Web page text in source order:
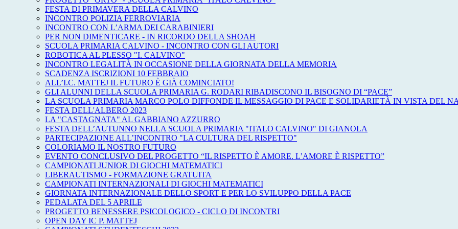
FESTA DI PRIMAVERA DELLA CALVINO
INCONTRO POLIZIA FERROVIARIA
INCONTRO CON L’ARMA DEI CARABINIERI
PER NON DIMENTICARE - IN RICORDO DELLA SHOAH
SCUOLA PRIMARIA CALVINO - INCONTRO CON GLI AUTORI
ROBOTICA AL PLESSO "I. CALVINO"
INCONTRO LEGALITÀ IN OCCASIONE DELLA GIORNATA DELLA MEMORIA
SCADENZA ISCRIZIONI 10 FEBBRAIO
ALL’I.C. MATTEJ IL FUTURO È GIÀ COMINCIATO!
GLI ALUNNI DELLA SCUOLA PRIMARIA G. RODARI RIBADISCONO IL BISOGNO DI “PACE”
LA SCUOLA PRIMARIA MARCO POLO DIFFONDE IL MESSAGGIO DI PACE E SOLIDARIETÀ IN VISTA DEL
FESTA DELL'ALBERO 2023
LA "CASTAGNATA" AL GABBIANO AZZURRO
FESTA DELL’AUTUNNO NELLA SCUOLA PRIMARIA "ITALO CALVINO" DI GIANOLA
PARTECIPAZIONE ALL’INCONTRO "LA CULTURA DEL RISPETTO"
COLORIAMO IL NOSTRO FUTURO
EVENTO CONCLUSIVO DEL PROGETTO “IL RISPETTO È AMORE. L’AMORE È RISPETTO”
CAMPIONATI JUNIOR DI GIOCHI MATEMATICI
LIBERAUTISMO - FORMAZIONE GRATUITA
CAMPIONATI INTERNAZIONALI DI GIOCHI MATEMATICI
GIORNATA INTERNAZIONALE DELLO SPORT E PER LO SVILUPPO DELLA PACE
PEDALATA DEL 5 APRILE
PROGETTO BENESSERE PSICOLOGICO - CICLO DI INCONTRI
OPEN DAY IC P. MATTEJ